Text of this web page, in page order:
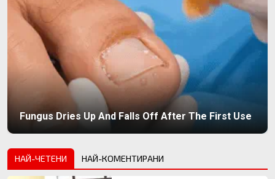
Fungus Dries Up And Falls Off After The First Use
НАЙ-ЧЕТЕНИ НАЙ-КОМЕНТИРАНИ